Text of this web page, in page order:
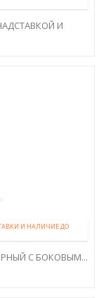
И
И НАЛИЧИЕ ДО
С БОКОВЫМ...